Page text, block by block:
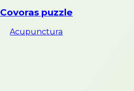
Covoras puzzle
Acupunctura